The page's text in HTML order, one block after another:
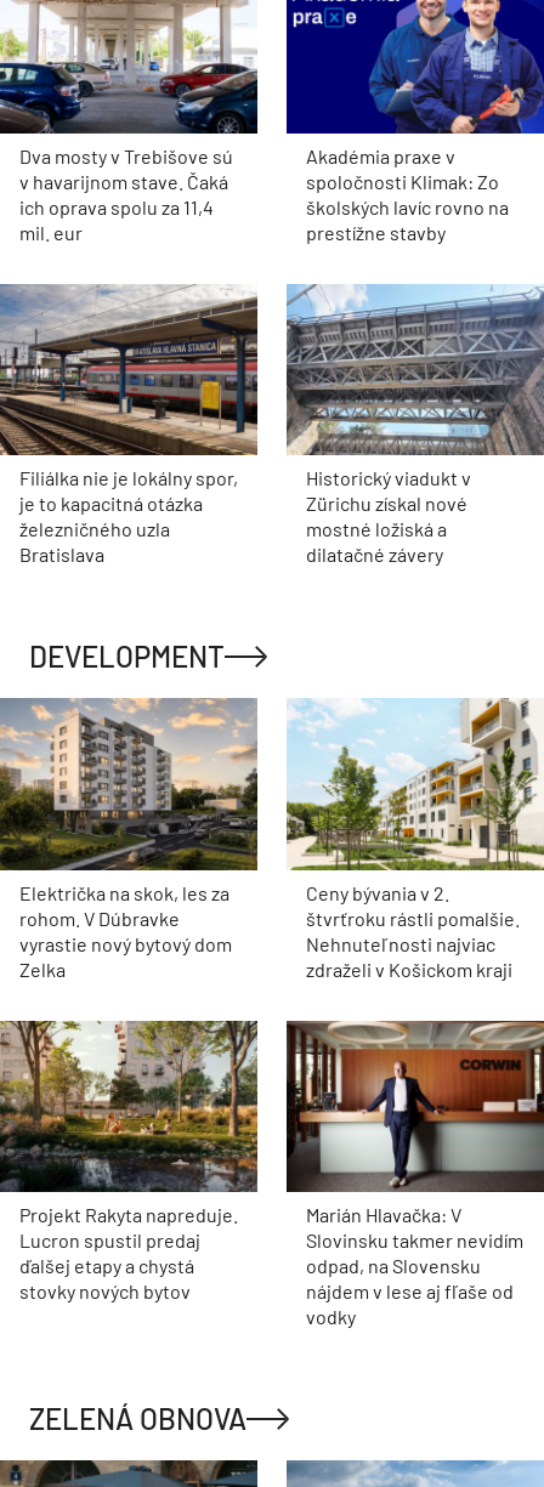
Dva mosty v Trebišove sú
v havarijnom stave. Čaká
ich oprava spolu za 11,4
mil. eur
Akadémia praxe v
spoločnosti Klimak: Zo
školských lavíc rovno na
prestížne stavby
Filiálka nie je lokálny spor,
je to kapacitná otázka
železničného uzla
Bratislava
Historický viadukt v
Zürichu získal nové
mostné ložiská a
dilatačné závery
DEVELOPMENT
Električka na skok, les za
rohom. V Dúbravke
vyrastie nový bytový dom
Zelka
Ceny bývania v 2.
štvrťroku rástli pomalšie.
Nehnuteľnosti najviac
zdraželi v Košickom kraji
Projekt Rakyta napreduje.
Lucron spustil predaj
ďalšej etapy a chystá
stovky nových bytov
Marián Hlavačka: V
Slovinsku takmer nevidím
odpad, na Slovensku
nájdem v lese aj fľaše od
vodky
ZELENÁ OBNOVA